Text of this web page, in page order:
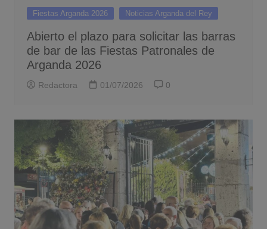
Fiestas Arganda 2026 Noticias Arganda del Rey
Abierto el plazo para solicitar las barras
de bar de las Fiestas Patronales de
Arganda 2026
Redactora 01/07/2026 0